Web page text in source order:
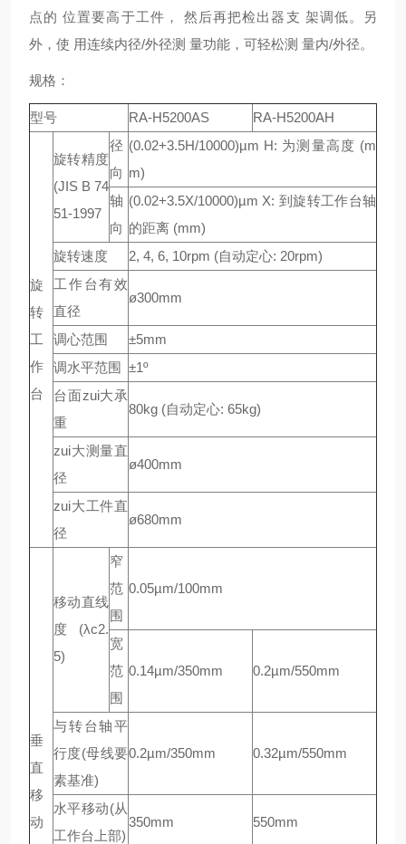
点的 位置要高于工件， 然后再把检出器支 架调低。另
外，使 用连续内径/外径测 量功能，可轻松测 量内/外径。
规格：
型号 RA-H5200AS RA-H5200AH
旋
转
工
作
台
旋转精度
(JIS B 74
51-1997
径
向
(0.02+3.5H/10000)µm H: 为测量高度 (m
m)
轴
向
(0.02+3.5X/10000)µm X: 到旋转工作台轴
的距离 (mm)
旋转速度
2, 4, 6, 10rpm (自动定心: 20rpm)
工作台有效
直径
ø300mm
调心范围
±5mm
调水平范围
±1º
台面zui大承
重
80kg (自动定心: 65kg)
zui大测量直
径
ø400mm
zui大工件直
径
ø680mm
垂
直
移
动
移动直线
度 (λc2.
5)
窄
范
围
0.05µm/100mm
宽
范
围
0.14µm/350mm 0.2µm/550mm
与转台轴平
行度(母线要
素基准)
0.2µm/350mm 0.32µm/550mm
水平移动(从
工作台上部)
350mm 550mm